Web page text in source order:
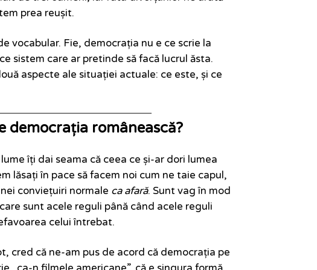
prea reușit.
vocabular. Fie, democrația nu e ce scrie la
sistem care ar pretinde să facă lucrul ăsta.
aspecte ale situației actuale: ce este, și ce
democrația românească?
îți dai seama că ceea ce și-ar dori lumea
lăsați în pace să facem noi cum ne taie capul,
conviețuiri normale ca afară. Sunt vag în mod
sunt acele reguli până când acele reguli
celui întrebat.
cred că ne-am pus de acord că democrația pe